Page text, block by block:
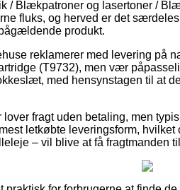
/ Blækpatroner og lasertoner /
fluks, og herved er det
produkt.
reklamerer med levering på
(T9732), men vær
med hensynstagen til at
fragt uden betaling, men
letkøbte leveringsform,
– vil blive at få fragtmanden